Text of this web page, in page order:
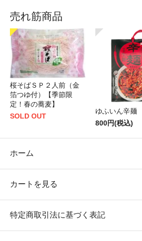
売れ筋商品
桜そばＳＰ２人前（金
箔つゆ付）【季節限
定！春の蕎麦】
SOLD OUT
ゆふいん辛麺
800円(税込)
ホーム
カートを見る
特定商取引法に基づく表記